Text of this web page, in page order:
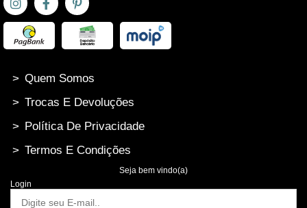
> Quem Somos
> Trocas E Devoluções
> Política De Privacidade
> Termos E Condições
Seja bem vindo(a)
Login